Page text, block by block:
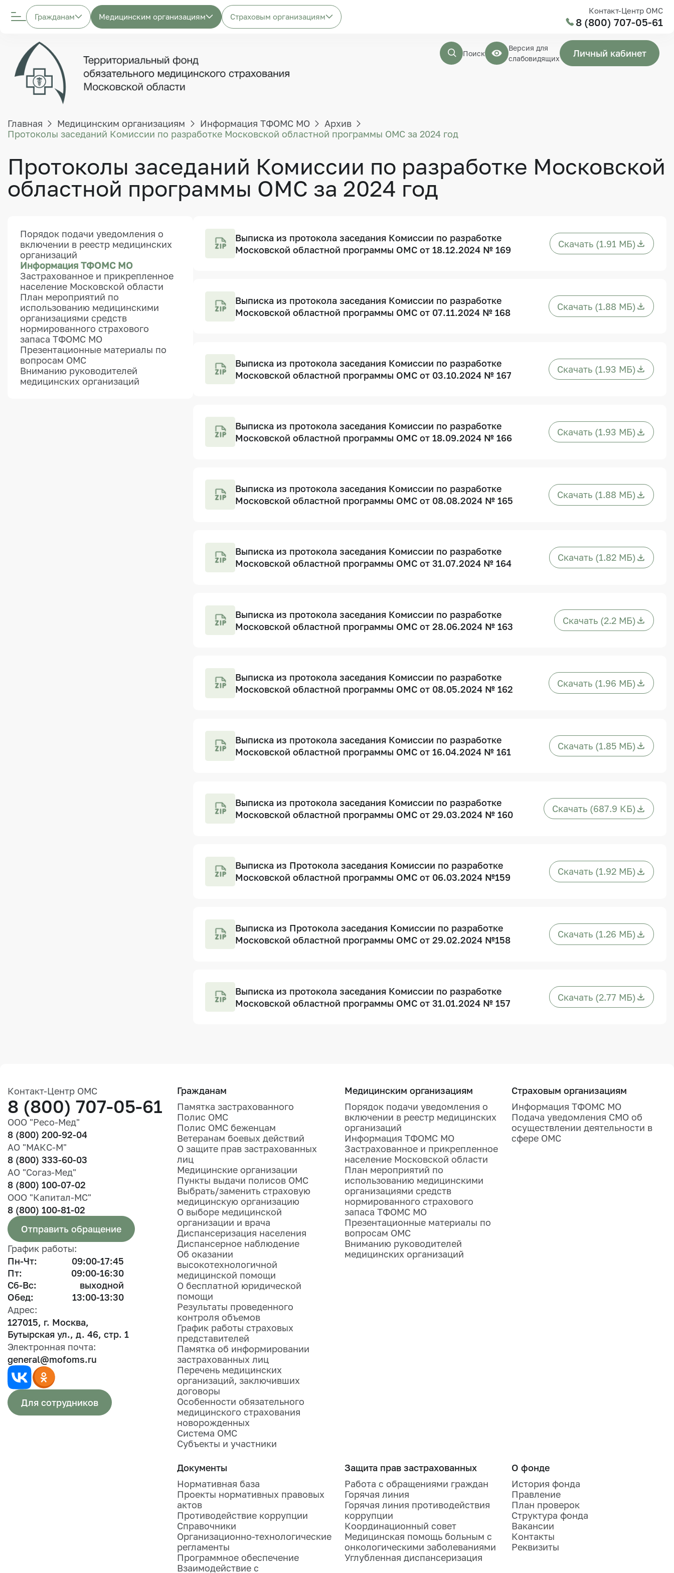
Гражданам Медицинским организациям Страховым организациям
Контакт-Центр ОМС
8 (800) 707-05-61
Поиск
Версия для
слабовидящих
Личный кабинет
Главная Медицинским организациям Информация ТФОМС МО
Архив
Протоколы заседаний Комиссии по разработке Московской областной программы ОМС за 2024 год
Протоколы заседаний Комиссии по разработке Московской
областной программы ОМС за 2024 год
Порядок подачи уведомления о
включении в реестр медицинских
организаций
Информация ТФОМС МО
Застрахованное и прикрепленное
население Московской области
План мероприятий по
использованию медицинскими
организациями средств
нормированного страхового
запаса ТФОМС МО
Презентационные материалы по
вопросам ОМС
Вниманию руководителей
медицинских организаций
Выписка из протокола заседания Комиссии по разработке
Московской областной программы ОМС от 18.12.2024 № 169
Скачать (1.91 МБ)
Выписка из протокола заседания Комиссии по разработке
Московской областной программы ОМС от 07.11.2024 № 168
Скачать (1.88 МБ)
Выписка из протокола заседания Комиссии по разработке
Московской областной программы ОМС от 03.10.2024 № 167
Скачать (1.93 МБ)
Выписка из протокола заседания Комиссии по разработке
Московской областной программы ОМС от 18.09.2024 № 166
Скачать (1.93 МБ)
Выписка из протокола заседания Комиссии по разработке
Московской областной программы ОМС от 08.08.2024 № 165
Скачать (1.88 МБ)
Выписка из протокола заседания Комиссии по разработке
Московской областной программы ОМС от 31.07.2024 № 164
Скачать (1.82 МБ)
Выписка из протокола заседания Комиссии по разработке
Московской областной программы ОМС от 28.06.2024 № 163
Скачать (2.2 МБ)
Выписка из протокола заседания Комиссии по разработке
Московской областной программы ОМС от 08.05.2024 № 162
Скачать (1.96 МБ)
Выписка из протокола заседания Комиссии по разработке
Московской областной программы ОМС от 16.04.2024 № 161
Скачать (1.85 МБ)
Выписка из протокола заседания Комиссии по разработке
Московской областной программы ОМС от 29.03.2024 № 160
Скачать (687.9 КБ)
Выписка из Протокола заседания Комиссии по разработке
Московской областной программы ОМС от 06.03.2024 №159
Скачать (1.92 МБ)
Выписка из Протокола заседания Комиссии по разработке
Московской областной программы ОМС от 29.02.2024 №158
Скачать (1.26 МБ)
Выписка из протокола заседания Комиссии по разработке
Московской областной программы ОМС от 31.01.2024 № 157
Скачать (2.77 МБ)
Контакт-Центр ОМС
8 (800) 707-05-61
ООО "Ресо-Мед"
8 (800) 200-92-04
АО "МАКС-М"
8 (800) 333-60-03
АО "Согаз-Мед"
8 (800) 100-07-02
ООО "Капитал-МС"
8 (800) 100-81-02
Отправить обращение
График работы:
Пн-Чт:
09:00-17:45
Пт:
09:00-16:30
Сб-Вс:
выходной
Обед:
13:00-13:30
Адрес:
127015, г. Москва,
Бутырская ул., д. 46, стр. 1
Электронная почта:
general@mofoms.ru
Для сотрудников
Гражданам
Памятка застрахованного
Полис ОМС
Полис ОМС беженцам
Ветеранам боевых действий
О защите прав застрахованных
лиц
Медицинские организации
Пункты выдачи полисов ОМС
Выбрать/заменить страховую
медицинскую организацию
О выборе медицинской
организации и врача
Диспансеризация населения
Диспансерное наблюдение
Об оказании
высокотехнологичной
медицинской помощи
О бесплатной юридической
помощи
Результаты проведенного
контроля объемов
График работы страховых
представителей
Памятка об информировании
застрахованных лиц
Перечень медицинских
организаций, заключивших
договоры
Особенности обязательного
медицинского страхования
новорожденных
Система ОМС
Субъекты и участники
Медицинским организациям
Порядок подачи уведомления о
включении в реестр медицинских
организаций
Информация ТФОМС МО
Застрахованное и прикрепленное
население Московской области
План мероприятий по
использованию медицинскими
организациями средств
нормированного страхового
запаса ТФОМС МО
Презентационные материалы по
вопросам ОМС
Вниманию руководителей
медицинских организаций
Страховым организациям
Информация ТФОМС МО
Подача уведомления СМО об
осуществлении деятельности в
сфере ОМС
Документы
Нормативная база
Проекты нормативных правовых
актов
Противодействие коррупции
Справочники
Организационно-технологические
регламенты
Программное обеспечение
Взаимодействие с
Защита прав застрахованных
Работа с обращениями граждан
Горячая линия
Горячая линия противодействия
коррупции
Координационный совет
Медицинская помощь больным с
онкологическими заболеваниями
Углубленная диспансеризация
О фонде
История фонда
Правление
План проверок
Структура фонда
Вакансии
Контакты
Реквизиты